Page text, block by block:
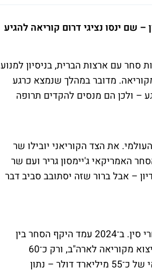
ינסו נציגי דרום קוריאה להגיע
סחר עם ארצות הברית, בניסיון למנוע
להטיל מכס של 25% על מוצרים מקוריאה. מדובר במהלך שנמצא כרגע
– ולכן הם מנסים להקדים תרופה
את הצד הקוריאני יובילו שר
האמריקאי ג'יימסון גריר ועם שר
– אבל ברור שזה יסתובב סביב דבר
ארה"ב היא שותפת הסחר השנייה בגודלה של דרום קוריאה – אחרי סין. ב־2024 עמד היקף הסחר בין
המדינות על כ־175 מיליארד דולר, מתוכם כ־115 מיליארד דולר ייצוא מקוריאה לארה"ב, ורק כ־60
מיליארד דולר ייבוא מארה"ב. כלומר, מדובר בגירעון סחר אמריקאי של כ־55 מיליארד דולר – נתון